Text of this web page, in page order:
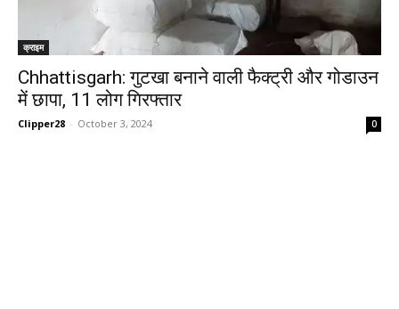
क्राइम
Chhattisgarh: गुटखा बनाने वाली फैक्ट्री और गोडाउन
में छापा, 11 लोग गिरफ्तार
Clipper28 - October 3, 2024 0